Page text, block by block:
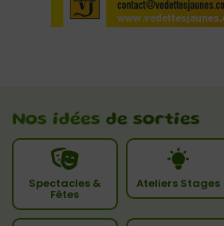
Nos idées de sorties
Spectacles &
Fêtes
Ateliers Stages